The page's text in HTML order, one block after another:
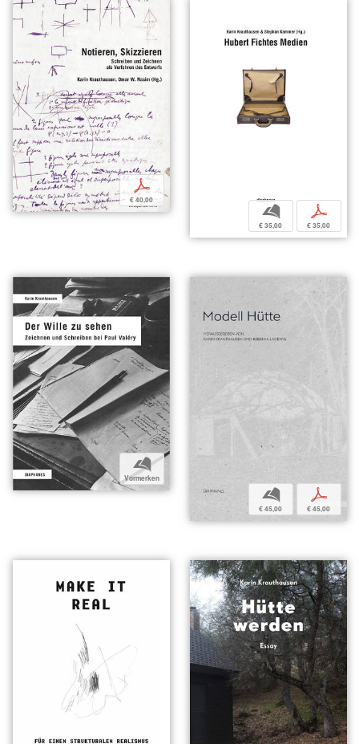
p
€ 40,00
b
€ 35,00
p
€ 35,00
b
Vormerken
b
€ 45,00
p
€ 45,00